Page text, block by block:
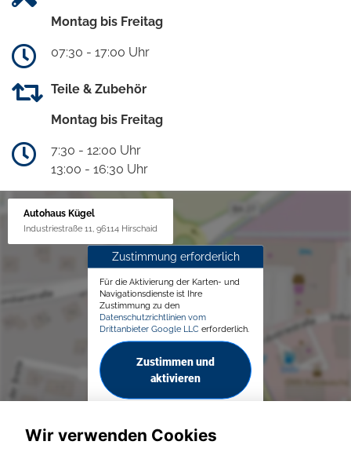
Montag bis Freitag
07:30 - 17:00 Uhr
Teile & Zubehör
Montag bis Freitag
7:30 - 12:00 Uhr
13:00 - 16:30 Uhr
Autohaus Kügel
Industriestraße 11, 96114 Hirschaid
Zustimmung erforderlich
Für die Aktivierung der Karten- und
Navigationsdienste ist Ihre
Zustimmung zu den
Datenschutzrichtlinien vom
Drittanbieter Google LLC erforderlich.
Zustimmen und
aktivieren
Wir verwenden Cookies